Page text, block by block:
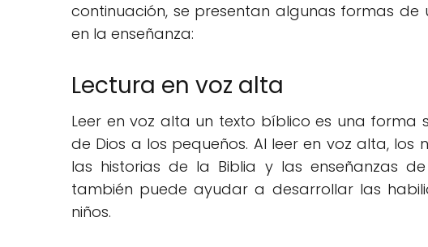
continuación, se presentan algunas formas
en la enseñanza:
Lectura en voz alta
Leer en voz alta un texto bíblico es una forma
de Dios a los pequeños. Al leer en voz alta,
las historias de la Biblia y las enseñanzas
también puede ayudar a desarrollar las
niños.